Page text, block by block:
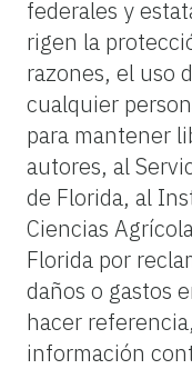
federales y
rigen la
razones, el uso
cualquier
para mantener
autores, al
de Florida, al
Ciencias
Florida por
daños o gastos
hacer
información